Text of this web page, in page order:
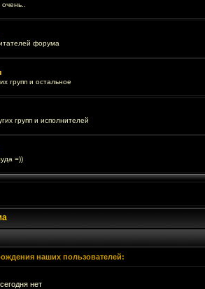
форума
групп и остальное
групп и исполнителей
=))
наших пользователей:
нет